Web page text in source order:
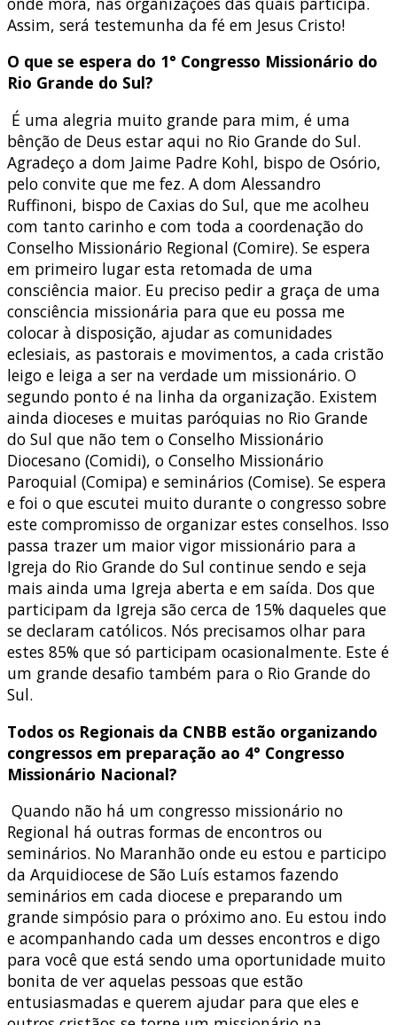
Assim, será testemunha da fé em Jesus Cristo!
O que se espera do 1° Congresso Missionário do
Rio Grande do Sul?
É uma alegria muito grande para mim, é uma
bênção de Deus estar aqui no Rio Grande do Sul.
Agradeço a dom Jaime Padre Kohl, bispo de Osório,
pelo convite que me fez. A dom Alessandro
Ruffinoni, bispo de Caxias do Sul, que me acolheu
com tanto carinho e com toda a coordenação do
Conselho Missionário Regional (Comire). Se espera
em primeiro lugar esta retomada de uma
consciência maior. Eu preciso pedir a graça de uma
consciência missionária para que eu possa me
colocar à disposição, ajudar as comunidades
eclesiais, as pastorais e movimentos, a cada cristão
leigo e leiga a ser na verdade um missionário. O
segundo ponto é na linha da organização. Existem
ainda dioceses e muitas paróquias no Rio Grande
do Sul que não tem o Conselho Missionário
Diocesano (Comidi), o Conselho Missionário
Paroquial (Comipa) e seminários (Comise). Se espera
e foi o que escutei muito durante o congresso sobre
este compromisso de organizar estes conselhos. Isso
passa trazer um maior vigor missionário para a
Igreja do Rio Grande do Sul continue sendo e seja
mais ainda uma Igreja aberta e em saída. Dos que
participam da Igreja são cerca de 15% daqueles que
se declaram católicos. Nós precisamos olhar para
estes 85% que só participam ocasionalmente. Este é
um grande desafio também para o Rio Grande do
Sul.
Todos os Regionais da CNBB estão organizando
congressos em preparação ao 4° Congresso
Missionário Nacional?
Quando não há um congresso missionário no
Regional há outras formas de encontros ou
seminários. No Maranhão onde eu estou e participo
da Arquidiocese de São Luís estamos fazendo
seminários em cada diocese e preparando um
grande simpósio para o próximo ano. Eu estou indo
e acompanhando cada um desses encontros e digo
para você que está sendo uma oportunidade muito
bonita de ver aquelas pessoas que estão
entusiasmadas e querem ajudar para que eles e